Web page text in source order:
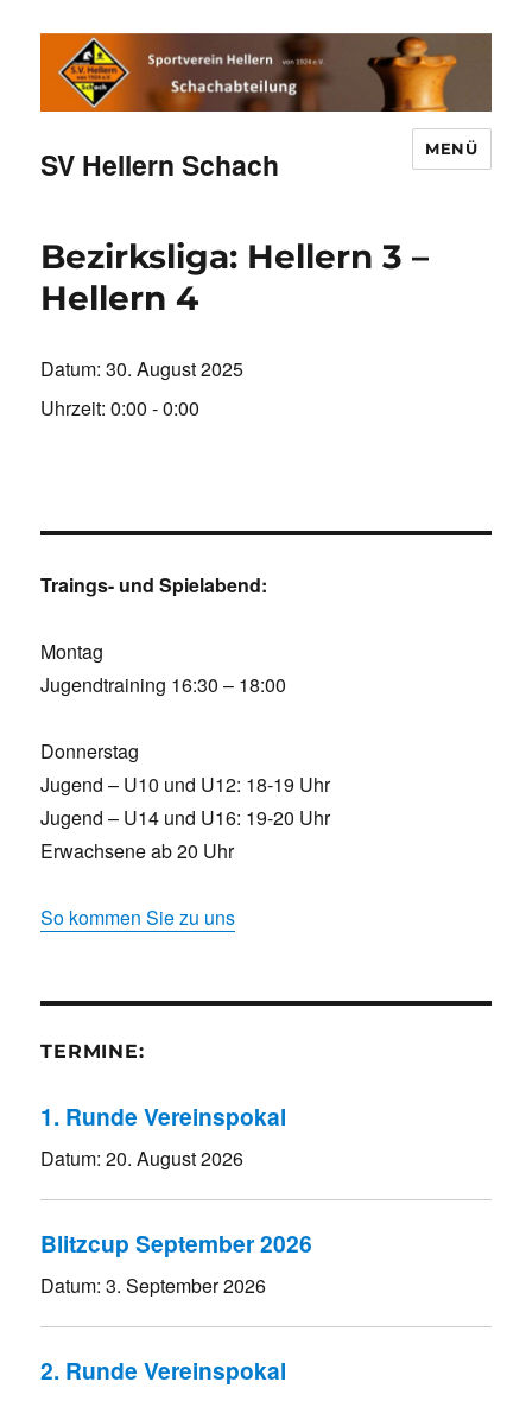
SV Hellern Schach MENÜ
Bezirksliga: Hellern 3 –
Hellern 4
Datum:30. August 2025
Uhrzeit:0:00 - 0:00
Traings- und Spielabend:
Montag
Jugendtraining 16:30 – 18:00
Donnerstag
Jugend – U10 und U12: 18-19 Uhr
Jugend – U14 und U16: 19-20 Uhr
Erwachsene ab 20 Uhr
So kommen Sie zu uns
TERMINE:
1. Runde Vereinspokal
Datum:20. August 2026
Blitzcup September 2026
Datum:3. September 2026
2. Runde Vereinspokal